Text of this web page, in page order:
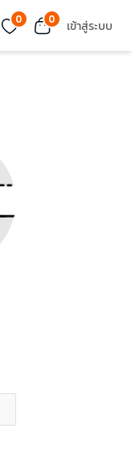
0 0 เข้าสู่ระบบ